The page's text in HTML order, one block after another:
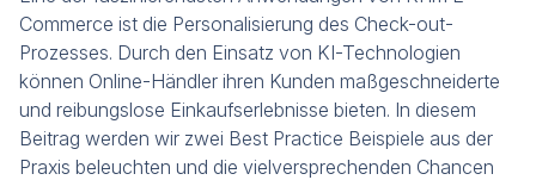
Commerce ist die Personalisierung des Check-out-
Prozesses. Durch den Einsatz von KI-Technologien
können Online-Händler ihren Kunden maßgeschneiderte
und reibungslose Einkaufserlebnisse bieten. In diesem
Beitrag werden wir zwei Best Practice Beispiele aus der
Praxis beleuchten und die vielversprechenden Chancen